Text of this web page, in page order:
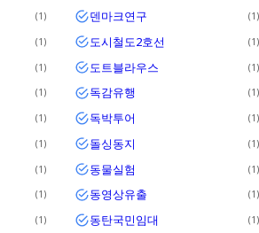
1 덴마크연구 1
1 도시철도2호선 1
1 도트블라우스 1
1 독감유행 1
1 독박투어 1
1 돌싱동지 1
1 동물실험 1
1 동영상유출 1
1 동탄국민임대 1